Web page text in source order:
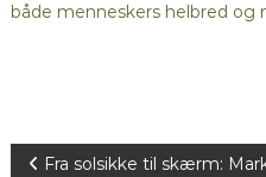
både menneskers helbred og
Fra solsikke til skærm: